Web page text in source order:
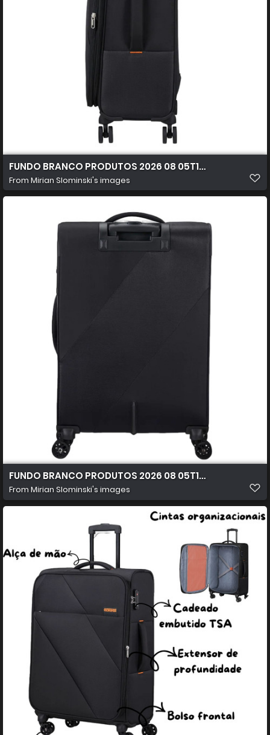
FUNDO BRANCO PRODUTOS 2026 08 05T103619.002
From Mirian Slominski's images
FUNDO BRANCO PRODUTOS 2026 08 05T103517.035
From Mirian Slominski's images